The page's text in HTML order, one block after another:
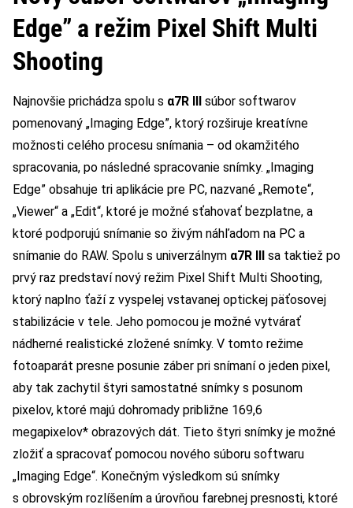
Edge” a režim Pixel Shift Multi
Shooting
Najnovšie prichádza spolu s α7R III
súbor softwarov
pomenovaný „Imaging Edge”, ktorý rozširuje kreatívne
možnosti celého procesu snímania – od okamžitého
spracovania, po následné spracovanie snímky. „Imaging
Edge” obsahuje tri aplikácie pre PC, nazvané „Remote“,
„Viewer“ a „Edit“, ktoré je možné sťahovať bezplatne, a
ktoré podporujú snímanie so živým náhľadom na PC a
snímanie do RAW. Spolu s univerzálnym α7R III
sa taktiež po
prvý raz predstaví nový režim Pixel Shift Multi Shooting,
ktorý naplno ťaží z vyspelej vstavanej optickej päťosovej
stabilizácie v tele. Jeho pomocou je možné vytvárať
nádherné realistické zložené snímky. V tomto režime
fotoaparát presne posunie záber pri snímaní o jeden pixel,
aby tak zachytil štyri samostatné snímky s posunom
pixelov, ktoré majú dohromady približne 169,6
megapixelov* obrazových dát. Tieto štyri snímky je možné
zložiť a spracovať pomocou nového súboru softwaru
„Imaging Edge“. Konečným výsledkom sú snímky
s obrovským rozlíšením a úrovňou farebnej presnosti, ktoré